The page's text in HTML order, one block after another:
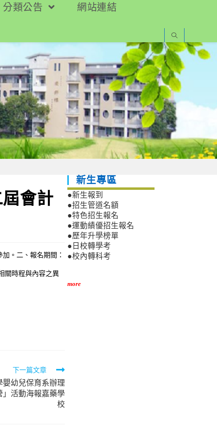
分類公告
網站連結
會計
。二、報名期間：
關時程與內容之異
下一篇文章
幼兒保育系辦理
」活動海報嘉藥學
校
新生專區
●新生報到
●招生管道名額
●特色招生報名
●運動績優招生報名
●歷年升學榜單
●日校轉學考
●校內轉科考
more